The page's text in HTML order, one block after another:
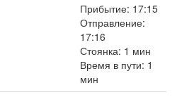
Прибытие: 17:15
Отправление:
17:16
Стоянка: 1 мин
Время в пути: 1
мин